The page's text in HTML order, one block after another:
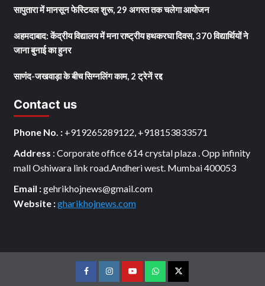
सापुतारा में मानसून फेस्टिवल शुरू, 29 अगस्त तक चलेगा आयोजन
अहमदाबाद: केंद्रीय विद्यालय में मना राष्ट्रीय हथकरघा दिवस, 370 विद्यार्थियों ने
जाना बुनाई का हुनर
साणंद-जखवाड़ा के बीच सिग्नलिंग काम, 2 ट्रेनें रद्द
Contact us
Phone No. : +919265289122, +918153833571
Address : Corporate office 614 crystal plaza . Opp infinity
mall Oshiwara link road.Andheri west. Mumbai 400053
Email :gehrikhojnews@gmail.com
Website :gharikhojnews.com
FacebookInstagramyoutubeWhatsTwitter